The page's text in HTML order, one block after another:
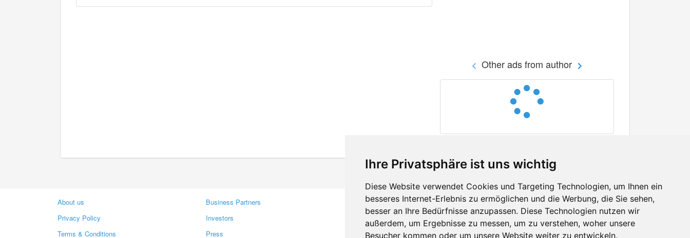
Ihre Privatsphäre ist uns wichtig
Diese Website verwendet Cookies und Targeting Technologien, um Ihnen ein
besseres Internet-Erlebnis zu ermöglichen und die Werbung, die Sie sehen,
besser an Ihre Bedürfnisse anzupassen. Diese Technologien nutzen wir
außerdem, um Ergebnisse zu messen, um zu verstehen, woher unsere
Besucher kommen oder um unsere Website weiter zu entwickeln.
Other ads from author
About us
Privacy Policy
Terms & Conditions
Business Partners
Investors
Press
Contacts
Feedback
Report A Bug
Facebook
Twitter
YouTube